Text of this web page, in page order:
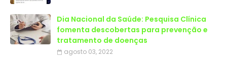
Dia Nacional da Saúde: Pesquisa Clínica
fomenta descobertas para prevenção e
tratamento de doenças
agosto 03, 2022